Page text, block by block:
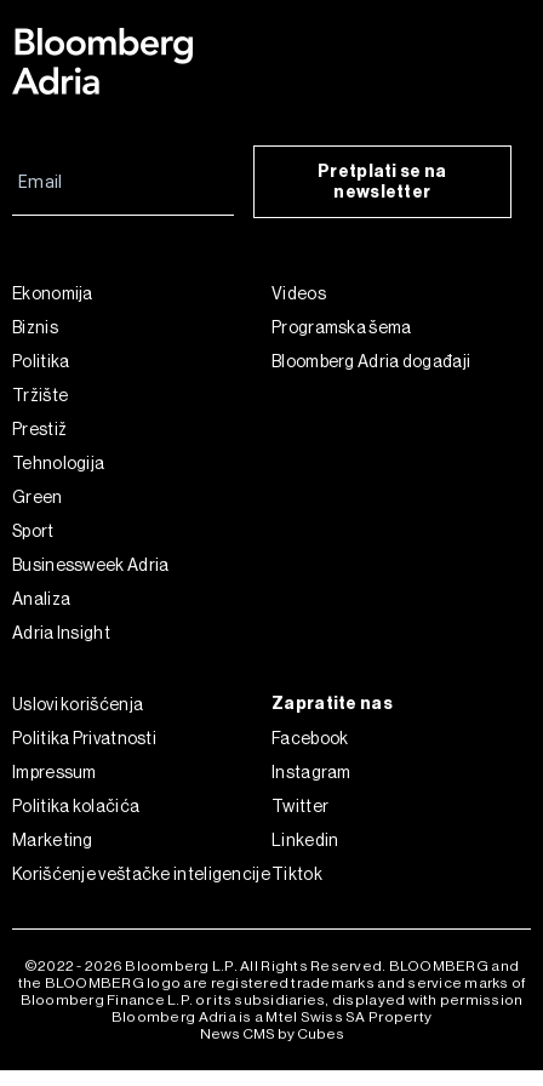
Pretplati se na
newsletter
Ekonomija
Biznis
Politika
Tržište
Prestiž
Tehnologija
Green
Sport
Businessweek Adria
Analiza
Adria Insight
Videos
Programska šema
Bloomberg Adria događaji
Uslovi korišćenja
Politika Privatnosti
Impressum
Politika kolačića
Marketing
Korišćenje veštačke inteligencije
Zapratite nas
Facebook
Instagram
Twitter
Linkedin
Tiktok
©2022 - 2026 Bloomberg L.P. All Rights Reserved. BLOOMBERG and
the BLOOMBERG logo are registered trademarks and service marks of
Bloomberg Finance L.P. or its subsidiaries, displayed with permission
Bloomberg Adria is a Mtel Swiss SA Property
News CMS by Cubes